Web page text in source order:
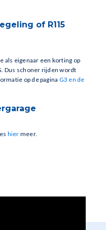
of R115
als eigenaar een korting op
Dus schoner rijden wordt
op de pagina G3 en de
hier meer.